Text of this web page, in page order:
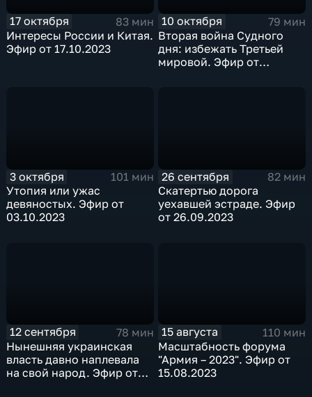
17 октября
83 мин
Интересы России и Китая.
Эфир от 17.10.2023
10 октября
79 мин
Вторая война Судного
дня: избежать Третьей
мировой. Эфир от
3 октября
101 мин
Утопия или ужас
девяностых. Эфир от
03.10.2023
26 сентября
82 мин
Скатертью дорога
уехавшей эстраде. Эфир
от 26.09.2023
12 сентября
78 мин
Нынешняя украинская
власть давно наплевала
на свой народ. Эфир от
15 августа
110 мин
Масштабность форума
"Армия – 2023". Эфир от
15.08.2023